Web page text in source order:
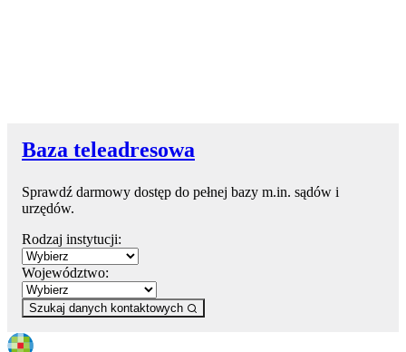
Baza teleadresowa
Sprawdź darmowy dostęp do pełnej bazy m.in. sądów i
urzędów.
Rodzaj instytucji:
Województwo:
Szukaj danych kontaktowych